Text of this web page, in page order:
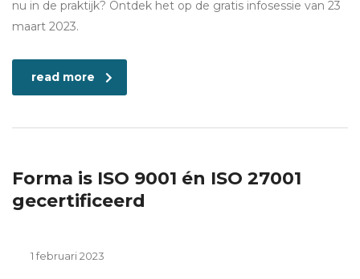
nu in de praktijk? Ontdek het op de gratis infosessie van 23
maart 2023.
read more
Forma is ISO 9001 én ISO 27001
gecertificeerd
1 februari 2023